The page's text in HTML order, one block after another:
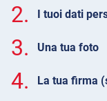
2. I tuoi dati
3. Una tua foto
4. La tua firma